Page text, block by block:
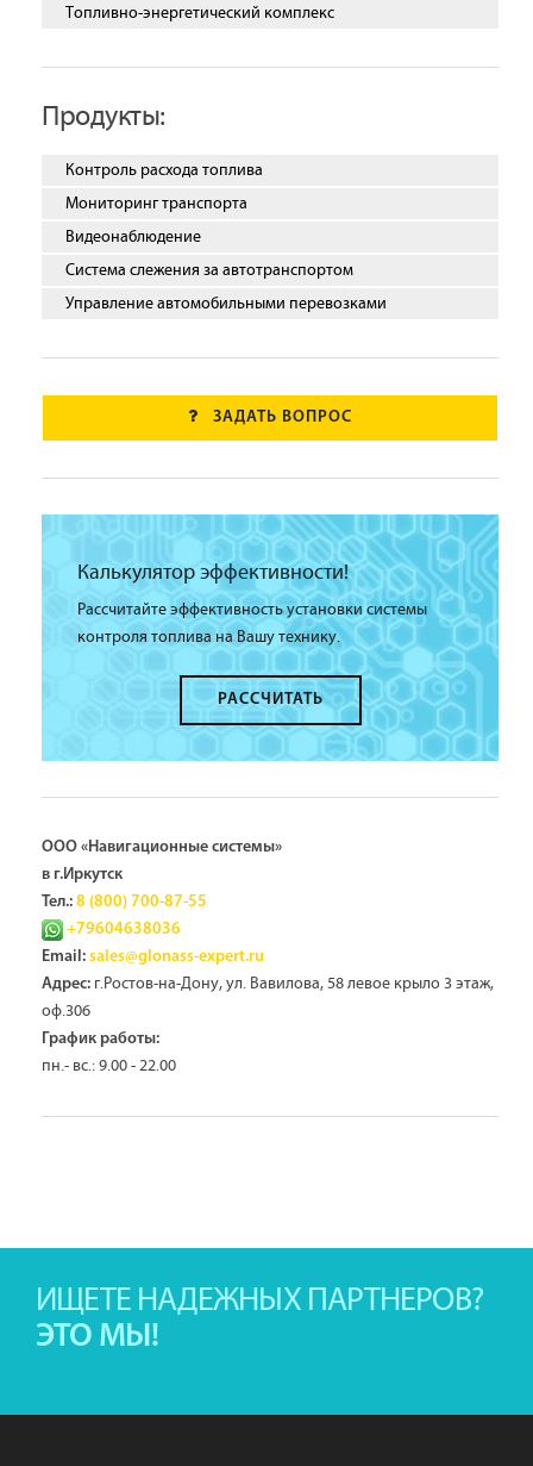
Топливно-энергетический комплекс
Продукты:
Контроль расхода топлива
Мониторинг транспорта
Видеонаблюдение
Система слежения за автотранспортом
Управление автомобильными перевозками
ЗАДАТЬ ВОПРОС
Калькулятор эффективности!
Рассчитайте эффективность установки системы
контроля топлива на Вашу технику.
РАССЧИТАТЬ
ООО «Навигационные системы»
в г.Иркутск
Тел.: 8 (800) 700-87-55
+79604638036
Email: sales@glonass-expert.ru
Адрес: г.Ростов-на-Дону, ул. Вавилова, 58 левое крыло 3 этаж,
оф.306
График работы:
пн.- вс.: 9.00 - 22.00
ИЩЕТЕ НАДЕЖНЫХ ПАРТНЕРОВ?
ЭТО МЫ!